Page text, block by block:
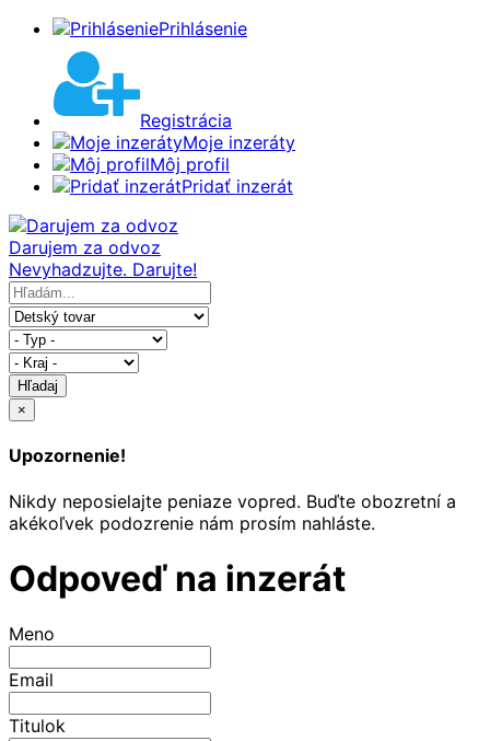
Prihlásenie
Registrácia
Moje inzeráty
Môj profil
Pridať inzerát
Darujem za odvoz
Nevyhadzujte. Darujte!
Hľadaj
×
Upozornenie!
Nikdy neposielajte peniaze vopred. Buďte obozretní a
akékoľvek podozrenie nám prosím nahláste.
Odpoveď na inzerát
Meno
Email
Titulok